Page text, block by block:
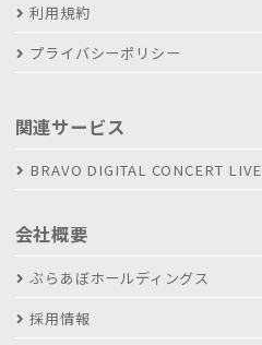
利用規約
プライバシーポリシー
関連サービス
BRAVO DIGITAL CONCERT LIVE
会社概要
ぶらあぼホールディングス
採用情報